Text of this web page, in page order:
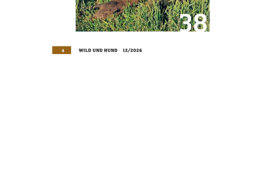
Telefon: +49 (0) 2604 / 978 888
kundencenter@paulparey.de
Mo – Fr 9:00 – 15:00 Uhr